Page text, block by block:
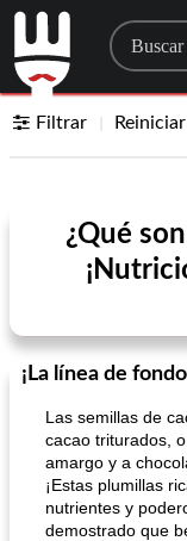
Filtrar Reiniciar
¿Qué
¡La línea de fondo
Las semillas de
cacao triturados,
amargo y a
¡Estas plumillas
nutrientes y
demostrado que